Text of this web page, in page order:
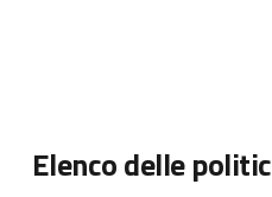
Elenco delle